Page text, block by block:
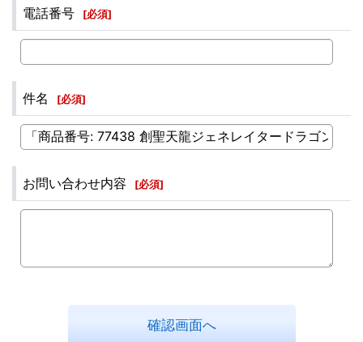
電話番号 [必須]
件名 [必須]
お問い合わせ内容 [必須]
確認画面へ